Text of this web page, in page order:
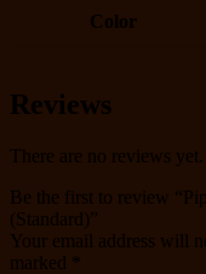
Color
Reviews
There are no reviews yet.
Be the first to review
(Standard)”
Your email address will
marked